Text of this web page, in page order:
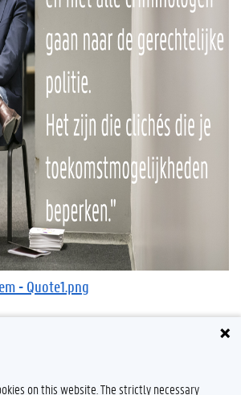
- Quote1.png
on this website. The strictly necessary